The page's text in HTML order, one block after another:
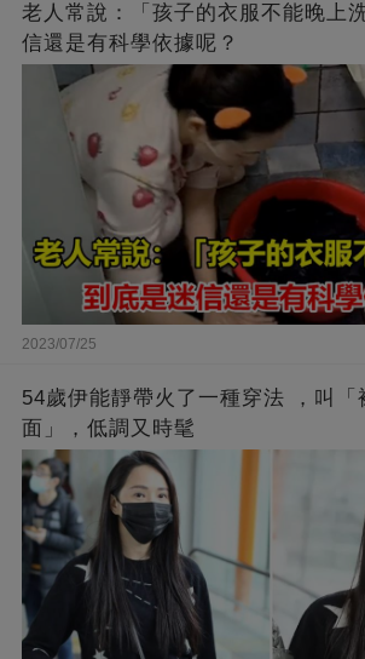
老人常說：「孩子的衣服不能晚上
信還是有科學依據呢？
2023/07/25
54歲伊能靜帶火了一種穿法 ，叫「
面」，低調又時髦